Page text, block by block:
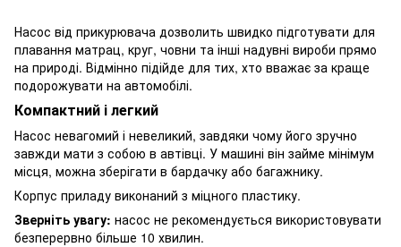
Насос від прикурювача дозволить швидко підготувати для
плавання матрац, круг, човни та інші надувні вироби прямо
на природі. Відмінно підійде для тих, хто вважає за краще
подорожувати на автомобілі.
Компактний і легкий
Насос невагомий і невеликий, завдяки чому його зручно
завжди мати з собою в автівці. У машині він займе мінімум
місця, можна зберігати в бардачку або багажнику.
Корпус приладу виконаний з міцного пластику.
Зверніть увагу: насос не рекомендується використовувати
безперервно більше 10 хвилин.